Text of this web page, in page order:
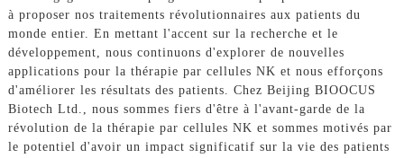
à proposer nos traitements révolutionnaires aux patients du
monde entier. En mettant l'accent sur la recherche et le
développement, nous continuons d'explorer de nouvelles
applications pour la thérapie par cellules NK et nous efforçons
d'améliorer les résultats des patients. Chez Beijing BIOOCUS
Biotech Ltd., nous sommes fiers d'être à l'avant-garde de la
révolution de la thérapie par cellules NK et sommes motivés par
le potentiel d'avoir un impact significatif sur la vie des patients